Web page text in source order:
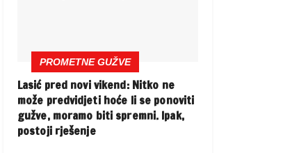
PROMETNE GUŽVE
Lasić pred novi vikend: Nitko ne
može predvidjeti hoće li se ponoviti
gužve, moramo biti spremni. Ipak,
postoji rješenje